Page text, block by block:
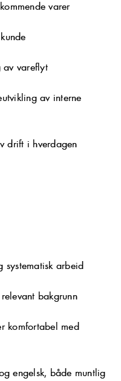
varer
vareflyt
av interne
drift i hverdagen
systematisk arbeid
bakgrunn
komfortabel med
engelsk, både muntlig